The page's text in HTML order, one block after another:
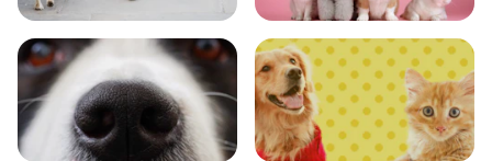
おでかけ 図鑑